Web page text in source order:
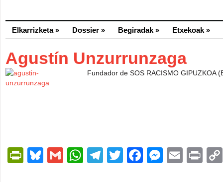
Elkarrizketa» Dossier » Begiradak » Etxekoak »
Agustín Unzurrunzaga
Fundador de SOS RACISMO GIPUZKOA
PrintFriendly
Bluesky
GmailWhatsApp
Telegram
TwitterFacebook
Email